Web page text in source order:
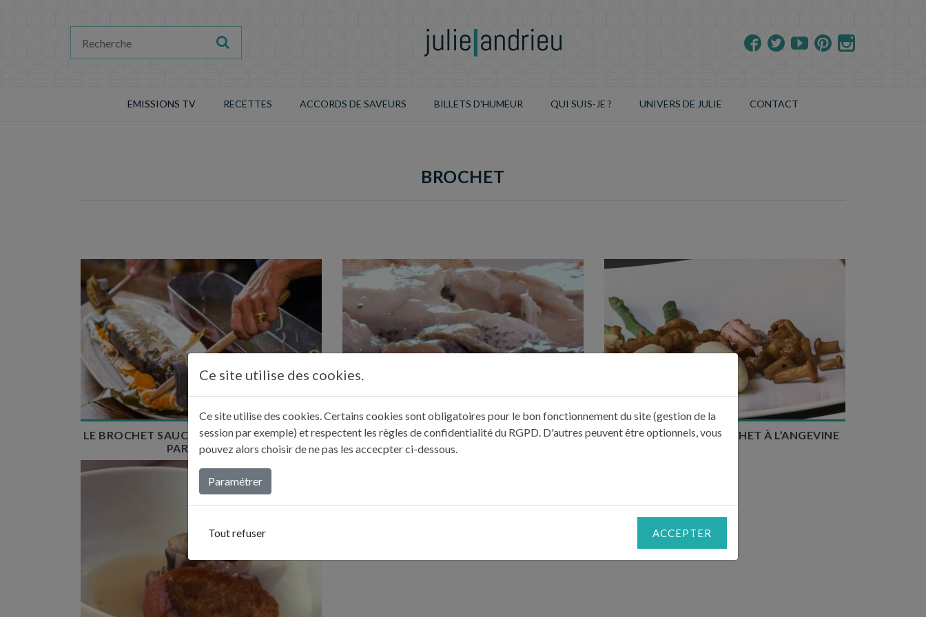
EMISSIONS TV RECETTES ACCORDS DE SAVEURS BILLETS D'HUMEUR QUI SUIS-JE ? UNIVERS DE JULIE CONTACT
BROCHET
Temps de préparation : 30 min
Temps de cuisson : 30 min
Nombre de couverts : 8
LE BROCHET SAUCE MOUSSELINE DE SIDO
PAR NOÉMIE
Temps de préparation : 30 min
Temps de cuisson : 50min
LA PÔCHOUSE DE SYLVIANE
Temps de préparation : 1h
Temps de cuisson : 1h
Nombre de couverts : 4
LES BOUDINS DE BROCHET À L’ANGEVINE
Temps de préparation : 40 min
Temps de cuisson : 30 min
Nombre de couverts : 8
Ce site utilise des cookies.
Ce site utilise des cookies. Certains cookies sont obligatoires pour le bon fonctionnement du site (gestion de la
session par exemple) et respectent les règles de confidentialité du RGPD. D'autres peuvent être optionnels, vous
pouvez alors choisir de ne pas les accecpter ci-dessous.
Paramétrer
Tout refuser ACCEPTER